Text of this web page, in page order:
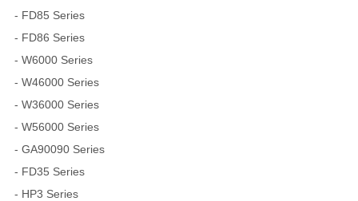
- FD85 Series
- FD86 Series
- W6000 Series
- W46000 Series
- W36000 Series
- W56000 Series
- GA90090 Series
- FD35 Series
- HP3 Series